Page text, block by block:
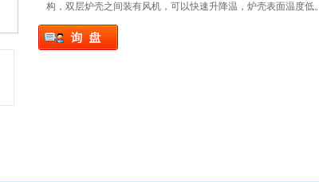
构，双层炉壳之间装有风机，可以快速升降温，炉壳表面温度低。